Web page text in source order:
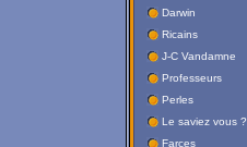
Darwin
Ricains
J-C Vandamne
Professeurs
Perles
Le saviez vous ?
Farces